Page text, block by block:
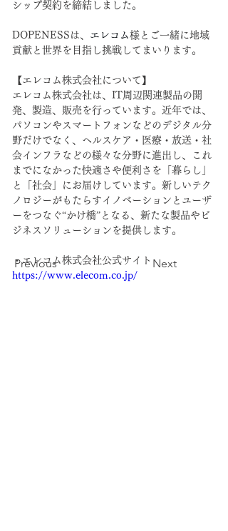
Previous Next
DOPENESSは、 エレコム様と ご一緒に地域
貢献と世界を目指し挑戦してまいります。
【エレコム株式会社について】
エレコム株式会社は、IT周辺関連製品の開
発、製造、販売を行っています。近年では、
パソコンやスマートフォンなどのデジタル分
野だけでなく、ヘルスケア・医療・放送・社
会インフラなどの様々な分野に進出し、これ
までになかった快適さや便利さを「暮らし」
と「社会」にお届けしています。新しいテク
ノロジーがもたらすイノベーションとユーザ
ーをつなぐ“かけ橋”となる、新たな製品やビ
ジネスソリューションを提供します。
・エレコム株式会社公式サイト
https://www.elecom.co.jp/